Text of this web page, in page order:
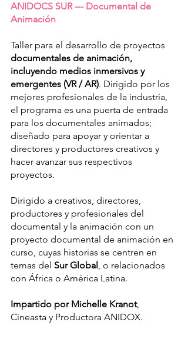
ANIDOCS SUR --- Documental de
Animación
Taller para el desarrollo de proyectos
documentales de animación,
incluyendo medios inmersivos y
emergentes (VR / AR). Dirigido por los
mejores profesionales de la industria,
el programa es una puerta de entrada
para los documentales animados;
diseñado para apoyar y orientar a
directores y productores creativos y
hacer avanzar sus respectivos
proyectos.
Dirigido a creativos, directores,
productores y profesionales del
documental y la animación con un
proyecto documental de animación en
curso, cuyas historias se centren en
temas del Sur Global, o relacionados
con África o América Latina.
Impartido por Michelle Kranot,
Cineasta y Productora ANIDOX.